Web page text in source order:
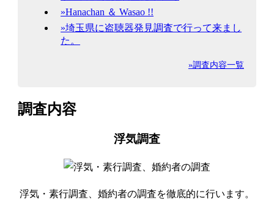
»Hanachan ＆ Wasao !!
»埼玉県に盗聴器発見調査で行って来まし
た。
»調査内容一覧
調査内容
浮気調査
浮気・素行調査、婚約者の調査を徹底的に行います。